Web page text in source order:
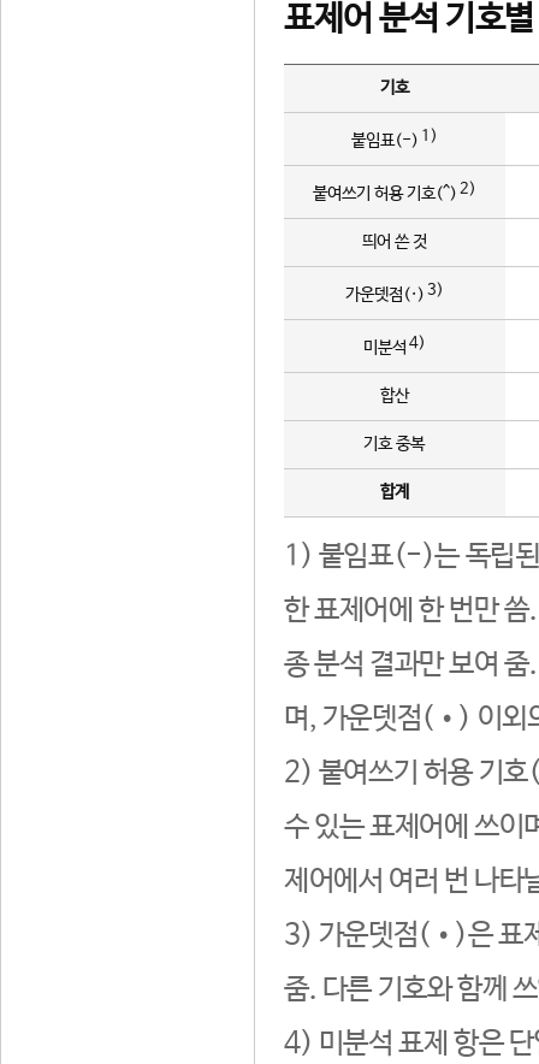
표제어 분석 기호
기호
붙임표(-) 1)
붙여쓰기 허용 기호(^) 2)
띄어 쓴 것
가운뎃점(·) 3)
미분석 4)
합산
기호 중복
합계
1) 붙임표(-)는 독립된
한 표제어에 한 번만
종 분석 결과만 보여
며, 가운뎃점(•) 이외
2) 붙여쓰기 허용 기호
수 있는 표제어에 쓰이
제어에서 여러 번 나타
3) 가운뎃점(•)은 표
줌. 다른 기호와 함께
4) 미분석 표제 항은